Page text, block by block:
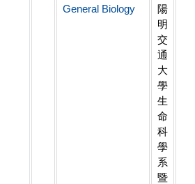
General Biology
陽
明
交
通
大
學
生
命
科
學
系
暨